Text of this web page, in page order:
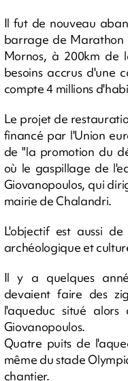
Il fut de nouveau
barrage de Marathon
Mornos, à 200km de
besoins accrus d'une
compte 4 millions
Le projet de
financé par l'Union
de "la promotion du
où le gaspillage de
Giovanopoulos, qui
mairie de Chalandri.
L'objectif est aussi
archéologique et
Il y a quelques
devaient faire des
l'aqueduc situé
Giovanopoulos.
Quatre puits de
même du stade
chantier.